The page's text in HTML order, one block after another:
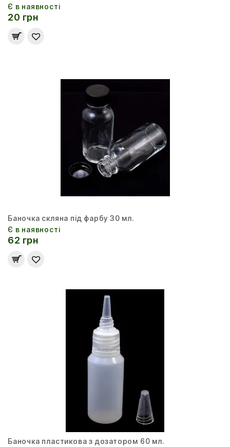
Є в наявності
20 грн
Баночка скляна під фарбу 30 мл.
Є в наявності
62 грн
Баночка пластикова з дозатором 60 мл.